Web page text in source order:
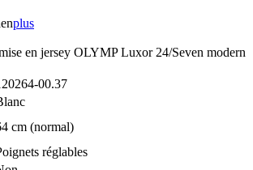
plus
en jersey OLYMP Luxor 24/Seven modern
00.37
cm (normal)
réglables